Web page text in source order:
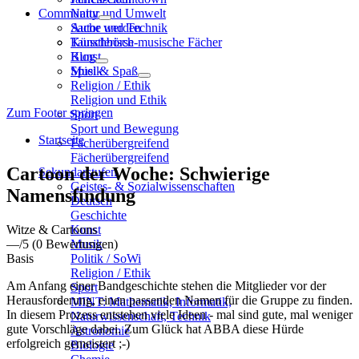
Natur und Umwelt
Sache und Technik
Künstlerisch-musische Fächer
Kunst
Musik
Religion / Ethik
Religion und Ethik
Sport
Sport und Bewegung
Fächerübergreifend
Fächerübergreifend
Sekundarstufen
Geistes- & Sozialwissenschaften
Deutsch
Geschichte
Kunst
Musik
Politik / SoWi
Religion / Ethik
Sport
MINT: Mathematik, Informatik,
Naturwissenschaft, Technik
Astronomie
Biologie
Community
Autor werden
Tauschbörse
Blog
Spiel & Spaß
Zum Footer springen
Startseite
Cartoon der Woche: Schwierige
Namensfindung
Witze & Cartoons
—/5 (0 Bewertungen)
Basis
Am Anfang einer Bandgeschichte stehen die Mitglieder vor der
Herausforderung, einen passenden Namen für die Gruppe zu finden.
In diesem Prozess entstehen viele Ideen - mal sind gute, mal weniger
gute Vorschläge dabei. Zum Glück hat ABBA diese Hürde
erfolgreich gemeistert ;-)